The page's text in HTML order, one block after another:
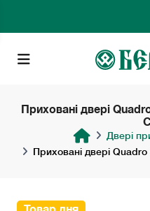
Приховані двері
Двері
Приховані двері